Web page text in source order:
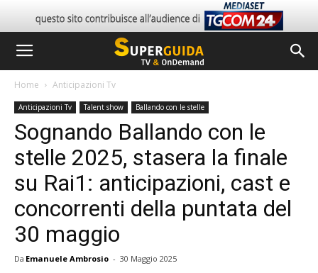
Home Anticipazioni Tv
Anticipazioni Tv Talent show Ballando con le stelle
Sognando Ballando con le
stelle 2025, stasera la finale
su Rai1: anticipazioni, cast e
concorrenti della puntata del
30 maggio
Da Emanuele Ambrosio - 30 Maggio 2025